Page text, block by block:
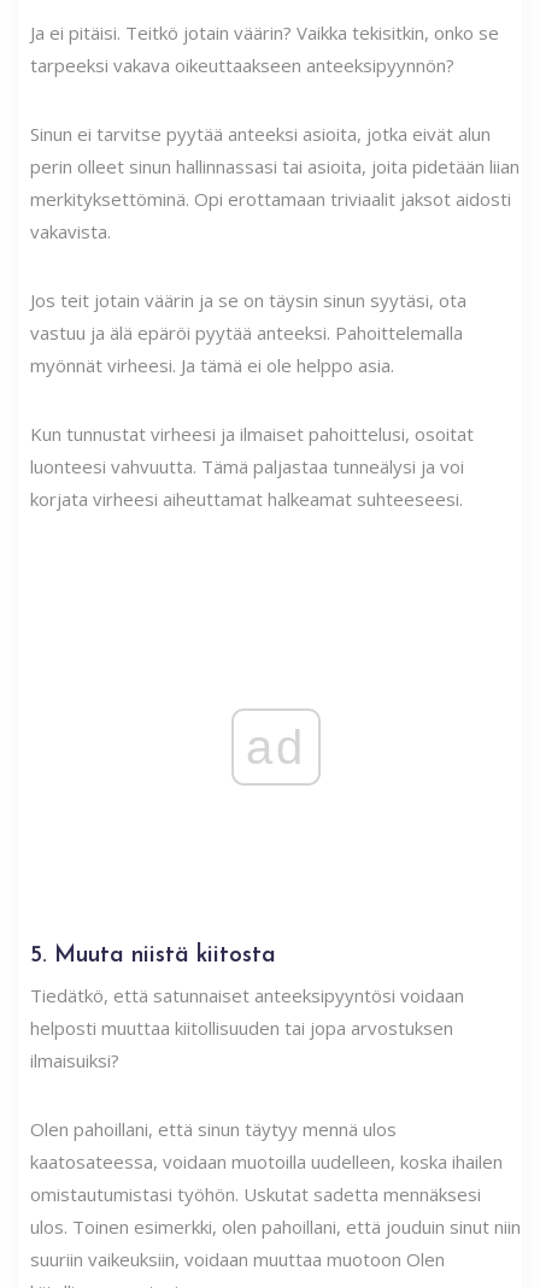
Ja ei pitäisi. Teitkö jotain väärin? Vaikka tekisitkin, onko se
tarpeeksi vakava oikeuttaakseen anteeksipyynnön?
Sinun ei tarvitse pyytää anteeksi asioita, jotka eivät alun
perin olleet sinun hallinnassasi tai asioita, joita pidetään liian
merkityksettöminä. Opi erottamaan triviaalit jaksot aidosti
vakavista.
Jos teit jotain väärin ja se on täysin sinun syytäsi, ota
vastuu ja älä epäröi pyytää anteeksi. Pahoittelemalla
myönnät virheesi. Ja tämä ei ole helppo asia.
Kun tunnustat virheesi ja ilmaiset pahoittelusi, osoitat
luonteesi vahvuutta. Tämä paljastaa tunneälysi ja voi
korjata virheesi aiheuttamat halkeamat suhteeseesi.
ad
5. Muuta niistä kiitosta
Tiedätkö, että satunnaiset anteeksipyyntösi voidaan
helposti muuttaa kiitollisuuden tai jopa arvostuksen
ilmaisuiksi?
Olen pahoillani, että sinun täytyy mennä ulos
kaatosateessa, voidaan muotoilla uudelleen, koska ihailen
omistautumistasi työhön. Uskutat sadetta mennäksesi
ulos. Toinen esimerkki, olen pahoillani, että jouduin sinut niin
suuriin vaikeuksiin, voidaan muuttaa muotoon Olen